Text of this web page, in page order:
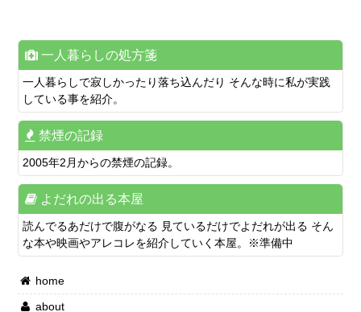
一人暮らしの処方箋
一人暮らしで寂しかったり落ち込んだり そんな時に私が実践
している事を紹介。
禁煙の記録
2005年2月からの禁煙の記録。
よだれの出る本屋
読んでるあだけで腹がなる 見ているだけでよだれが出る そん
な本や映画やアレコレを紹介していく本屋。※準備中
home
about